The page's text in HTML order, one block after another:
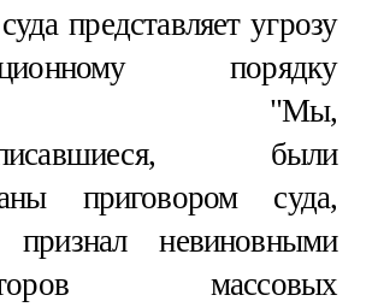
представляет угрозу
порядку
"Мы,
были
приговором суда,
признал невиновными
массовых